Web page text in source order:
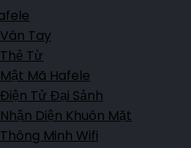
Thắng, Lai Châu, Việt Nam
Tay
Từ
Mã Hafele
Tử Đại Sảnh
Diện Khuôn Mặt
Minh Wifi